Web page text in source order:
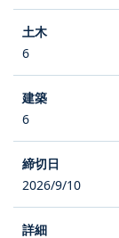
6
6
2026/9/10